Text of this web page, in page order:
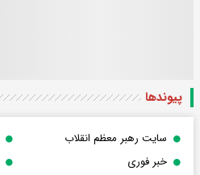
پیوندها
سایت رهبر معظم انقلاب
خبر فوری